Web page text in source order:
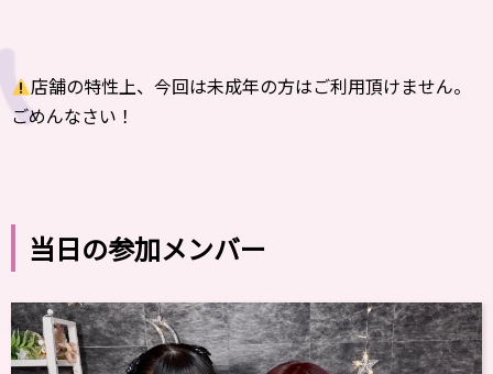
店舗の特性上、今回は未成年の方はご利用頂けません。
ごめんなさい！
当日の参加メンバー